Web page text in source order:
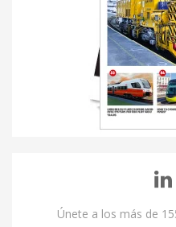
Únete a los más de